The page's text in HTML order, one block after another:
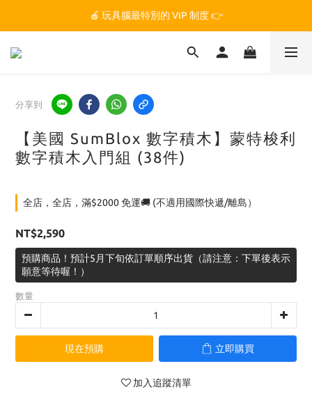
🏆 玩具腦是全台第一個獲得 STEM.org 教育平台
🍎 玩具腦最特別的 VIP 制度 👉
🏆 玩具腦是全台第一個獲得 STEM.org 教育平台
分享到
【美國 SumBlox 數字積木】蒙特梭利
數字積木入門組 (38件)
全店，全店，滿$2000 免運🚚 (不適用國際快遞/離島）
NT$2,590
預購商品！預計5月下旬依訂單順序出貨（請注意：下單後表示
願意等待喔！）
數量
現在預購 立即購買
加入追蹤清單